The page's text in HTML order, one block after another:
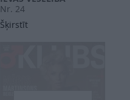
Nr. 24
Šķirstīt